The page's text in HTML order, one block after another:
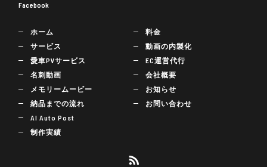
Facebook
ホーム
サービス
愛車PVサービス
名刺動画
メモリームービー
納品までの流れ
AI Auto Post
制作実績
料金
動画の内製化
EC運営代行
会社概要
お知らせ
お問い合わせ